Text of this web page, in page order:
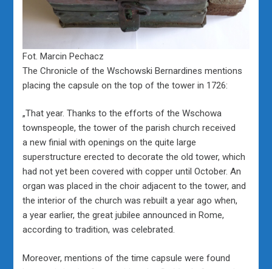
Fot. Marcin Pechacz
The Chronicle of the Wschowski Bernardines mentions
placing the capsule on the top of the tower in 1726:
„That year. Thanks to the efforts of the Wschowa
townspeople, the tower of the parish church received
a new finial with openings on the quite large
superstructure erected to decorate the old tower, which
had not yet been covered with copper until October. An
organ was placed in the choir adjacent to the tower, and
the interior of the church was rebuilt a year ago when,
a year earlier, the great jubilee announced in Rome,
according to tradition, was celebrated.
Moreover, mentions of the time capsule were found